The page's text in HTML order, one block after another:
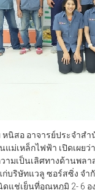
หนิสอ อาจารย์ประจำ
แม่เหล็กไฟฟ้า เปิดเผ
มเป็นเลิศทางด้านพล
ริษัทแวลู ซอร์สซิ่ง จำกั
ช่เย็นที่อุณหภูมิ 2- 6 อง